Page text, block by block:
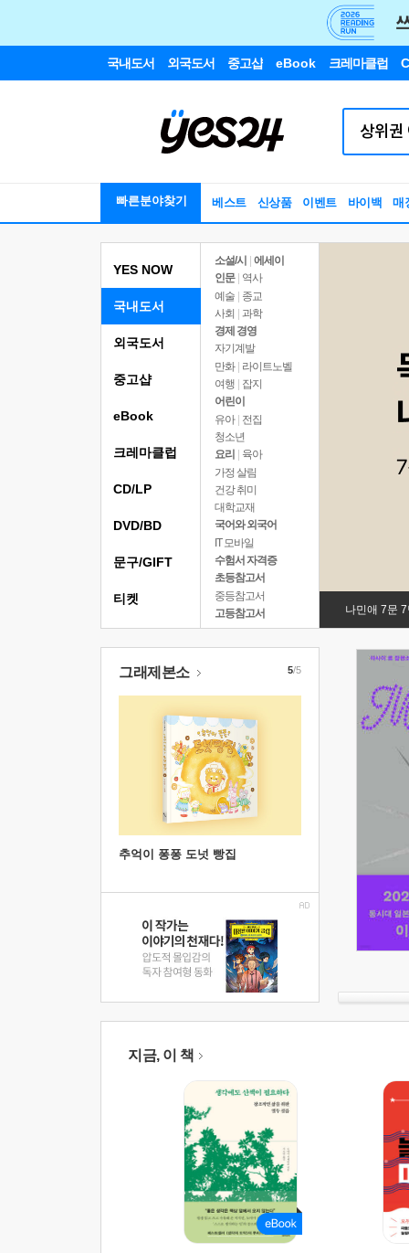
국내도서 외국도서 중고샵 eBook 크레마클럽
빠른분야찾기 베스트 신상품 이벤트 바이백 매
YES NOW
국내도서
소설/시
에세이
인문
역사
예술 | 종교
사회 | 과학
경제 경영
자기계발
만화 | 라이트노벨
여행
잡지
어린이
유아 | 전집
청소년
요리
육아
가정 살림
건강 취미
대학교재
국어와 외국어
IT 모바일
수험서 자격증
초등참고서
중등참고서
고등참고서
나민애 7문
외국도서
중고샵
eBook
크레마클럽
CD/LP
DVD/BD
문구/GIFT
티켓
그래제본소
추억이 퐁퐁 도넛 빵집
5/5
지금, 이 책